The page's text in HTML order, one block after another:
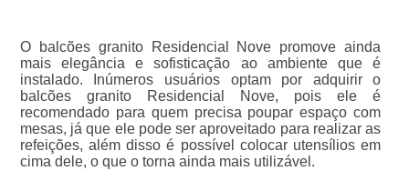
O balcões granito Residencial Nove promove ainda
mais elegância e sofisticação ao ambiente que é
instalado. Inúmeros usuários optam por adquirir o
balcões granito Residencial Nove, pois ele é
recomendado para quem precisa poupar espaço com
mesas, já que ele pode ser aproveitado para realizar as
refeições, além disso é possível colocar utensílios em
cima dele, o que o torna ainda mais utilizável.